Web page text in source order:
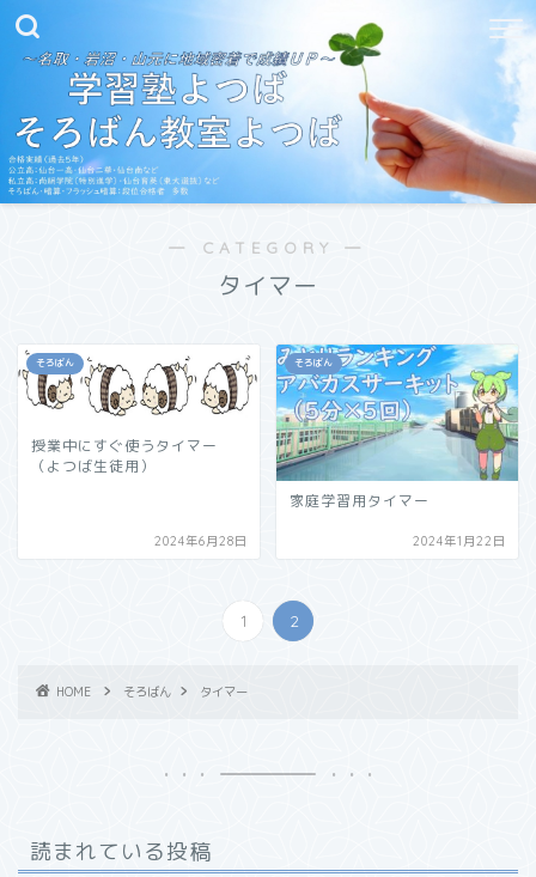
― CATEGORY ―
タイマー
そろばん
授業中にすぐ使うタイマー
（よつば生徒用）
2024年6月28日
そろばん
家庭学習用タイマー
2024年1月22日
1 2
HOME そろばん タイマー
読まれている投稿